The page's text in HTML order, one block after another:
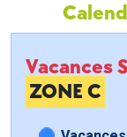
Vacances
ZONE C